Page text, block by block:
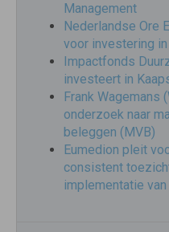
Management
Nederlandse Ore
voor investering
Impactfonds
investeert in
Frank Wagemans
onderzoek naar
beleggen (MVB)
Eumedion pleit
consistent
implementatie van